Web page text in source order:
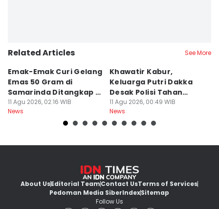
Related Articles See More
Emak-Emak Curi Gelang
Emas 50 Gram di
Samarinda Ditangkap di
Makassar
11 Agu 2026, 02:16 WIB
News
Khawatir Kabur,
Keluarga Putri Dakka
Desak Polisi Tahan
Dokter Resti
11 Agu 2026, 00:49 WIB
News
About UsEditorial TeamContact UsTerms of Services
Pedoman Media SiberIndexSitemap
Follow Us